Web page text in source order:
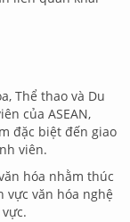
Thể thao và Du
của ASEAN,
đặc biệt đến giao
viên.
hóa nhằm thúc
văn hóa nghệ